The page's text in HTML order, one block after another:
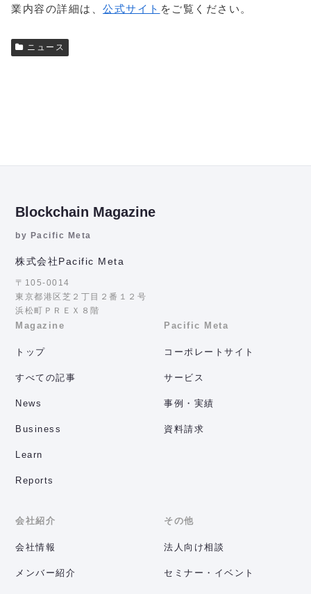
業内容の詳細は、 公式サイト をご覧ください。
ニュース
Blockchain Magazine
by Pacific Meta
株式会社Pacific Meta
〒105-0014
東京都港区芝２丁目２番１２号
浜松町ＰＲＥＸ８階
Magazine
トップ
すべての記事
News
Business
Learn
Reports
Pacific Meta
コーポレートサイト
サービス
事例・実績
資料請求
会社紹介
会社情報
メンバー紹介
その他
法人向け相談
セミナー・イベント